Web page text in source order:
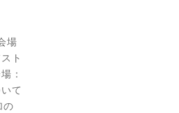
場
ト
：
て
の